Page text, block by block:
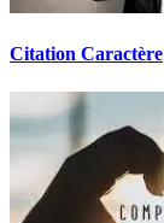
Citation Caractère